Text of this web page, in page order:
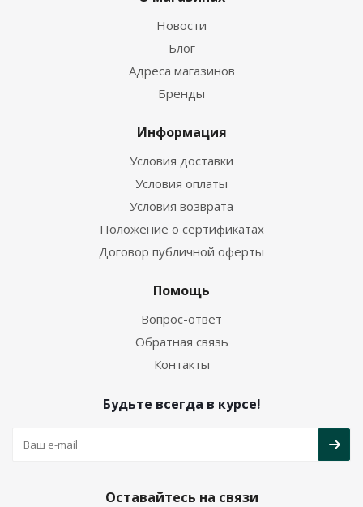
Новости
Блог
Адреса магазинов
Бренды
Информация
Условия доставки
Условия оплаты
Условия возврата
Положение о сертификатах
Договор публичной оферты
Помощь
Вопрос-ответ
Обратная связь
Контакты
Будьте всегда в курсе!
Оставайтесь на связи